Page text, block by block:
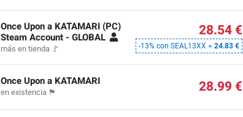
Once Upon a KATAMARI (PC)
Steam Account - GLOBAL
más en tienda 🚩
28.54 €
-13% con SEAL13XX = 24.83 €
Once Upon a KATAMARI
en existencia 🏴 28.99 €